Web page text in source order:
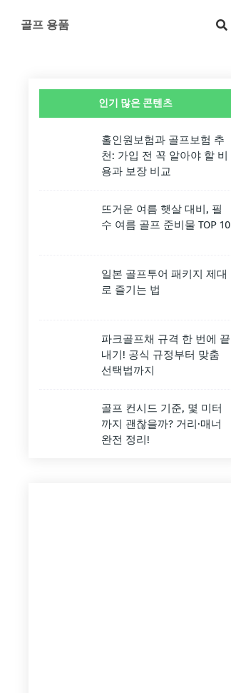
골프 용품
인기 많은 콘텐츠
홀인원보험과 골프보험 추
천: 가입 전 꼭 알아야 할 비
용과 보장 비교
뜨거운 여름 햇살 대비, 필
수 여름 골프 준비물 TOP 10
일본 골프투어 패키지 제대
로 즐기는 법
파크골프채 규격 한 번에 끝
내기! 공식 규정부터 맞춤
선택법까지
골프 컨시드 기준, 몇 미터
까지 괜찮을까? 거리·매너
완전 정리!